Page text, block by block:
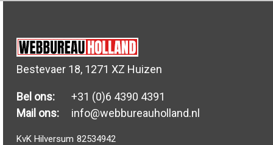
Bestevaer 18, 1271 XZ Huizen
Bel ons:
+31 (0)6 4390 4391
Mail ons:
info@webbureauholland.nl
KvK Hilversum 82534942